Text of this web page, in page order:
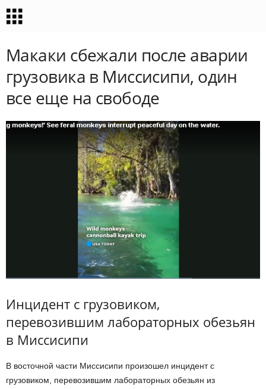
Макаки сбежали после аварии
грузовика в Миссисипи, один
все еще на свободе
Инцидент с грузовиком,
перевозившим лабораторных обезьян
в Миссисипи
В восточной части Миссисипи произошел инцидент с
грузовиком, перевозившим лабораторных обезьян из